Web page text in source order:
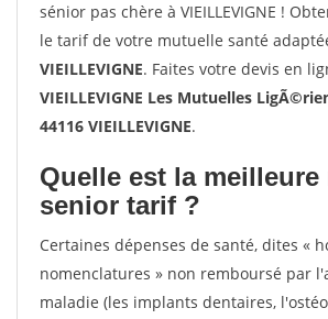
sénior pas chère à VIEILLEVIGNE !
le tarif de votre mutuelle santé
VIEILLEVIGNE. Faites votre devis en
VIEILLEVIGNE Les Mutuelles
44116 VIEILLEVIGNE.
Quelle est la
senior tarif ?
Certaines dépenses de santé, dites «
nomenclatures » non remboursé par
maladie (les implants dentaires,